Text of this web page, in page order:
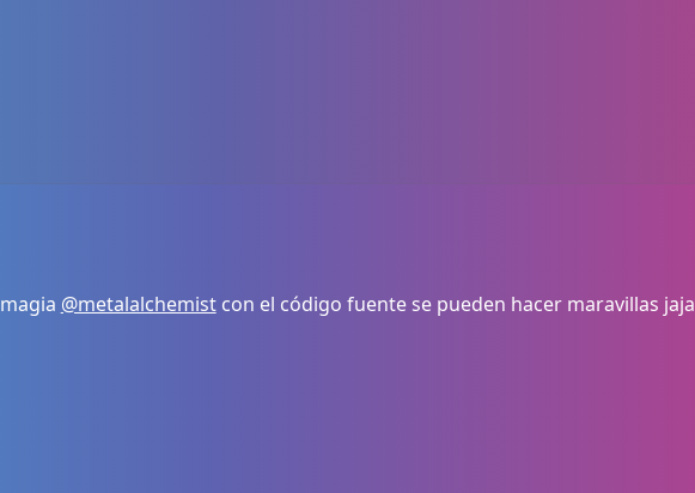
@metalalchemistcon el código fuente se pueden hacer maravillas jaja